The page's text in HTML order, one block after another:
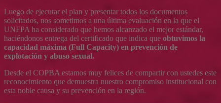
Luego de ejecutar el plan y presentar todos los documentos
solicitados, nos sometimos a una última evaluación en la que el
UNFPA ha considerado que hemos alcanzado el mejor estándar,
haciéndonos entrega del certificado que indica que obtuvimos la
capacidad máxima (Full Capacity) en prevención de
explotación y abuso sexual.
Desde el COPBA estamos muy felices de compartir con ustedes este
reconocimiento que demuestra nuestro compromiso institucional con
esta noble causa y su prevención en la región.